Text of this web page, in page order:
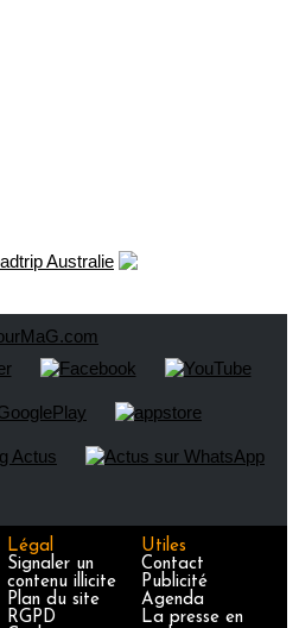
Légal
Signaler un
contenu illicite
Plan du site
RGPD
Utiles
Contact
Publicité
Agenda
La presse en